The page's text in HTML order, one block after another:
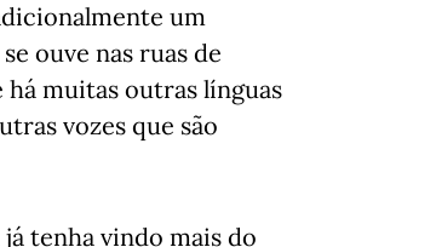
um
ouve nas ruas de
muitas outras línguas
vozes que são
tenha vindo mais do